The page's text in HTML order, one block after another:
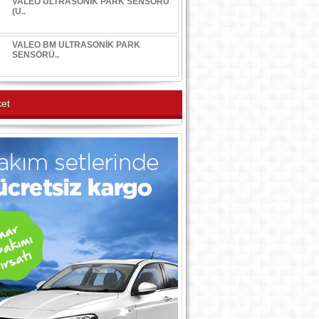
(U..
VALEO BM ULTRASONİK PARK
SENSÖRÜ..